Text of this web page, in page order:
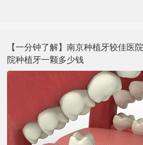
【一分钟了解】南京种植牙较佳医
院种植牙一颗多少钱